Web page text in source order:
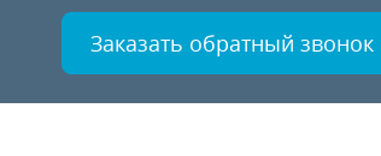
Заказать обратный звонок